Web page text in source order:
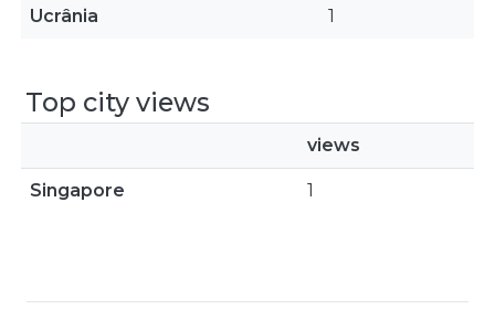
Ucrânia 1
Top city views
views
Singapore 1